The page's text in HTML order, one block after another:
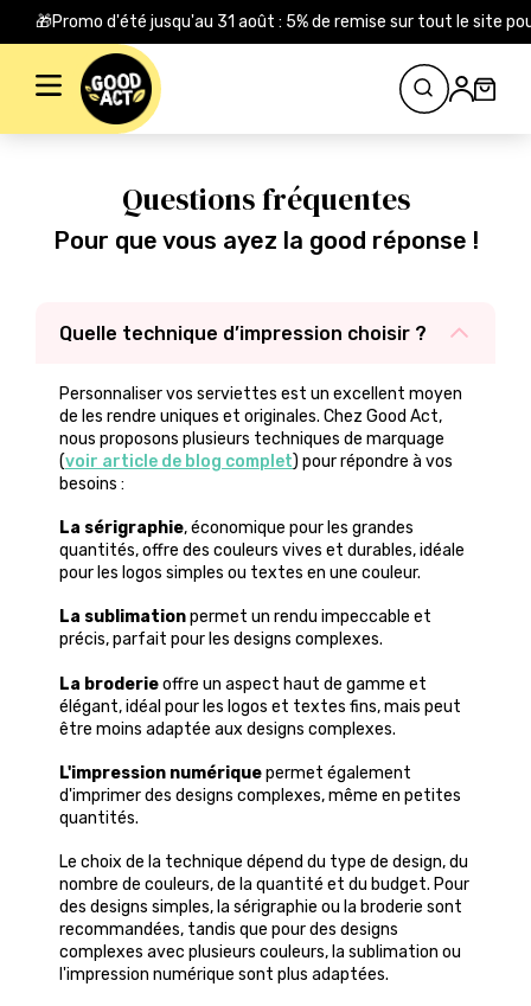
🎁Promo d'été jusqu'au 31 août : 5% de remise sur tout le site
Rechercher :
Questions fréquentes
Pour que vous ayez la good réponse !
Quelle technique d’impression choisir ?
Personnaliser vos serviettes est un excellent moyen
de les rendre uniques et originales. Chez Good Act,
nous proposons plusieurs techniques de marquage
(voir article de blog complet) pour répondre à vos
besoins :
La sérigraphie, économique pour les grandes
quantités, offre des couleurs vives et durables, idéale
pour les logos simples ou textes en une couleur.
La sublimationpermet un rendu impeccable et
précis, parfait pour les designs complexes.
La broderieoffre un aspect haut de gamme et
élégant, idéal pour les logos et textes fins, mais peut
être moins adaptée aux designs complexes.
L'impression numériquepermet également
d'imprimer des designs complexes, même en petites
quantités.
Le choix de la technique dépend du type de design, du
nombre de couleurs, de la quantité et du budget. Pour
des designs simples, la sérigraphie ou la broderie sont
recommandées, tandis que pour des designs
complexes avec plusieurs couleurs, la sublimation ou
l'impression numérique sont plus adaptées.